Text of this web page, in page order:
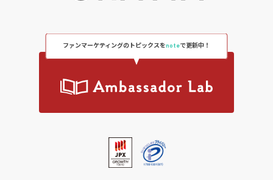
ファンマーケティングのトピックスをnoteで更新中！